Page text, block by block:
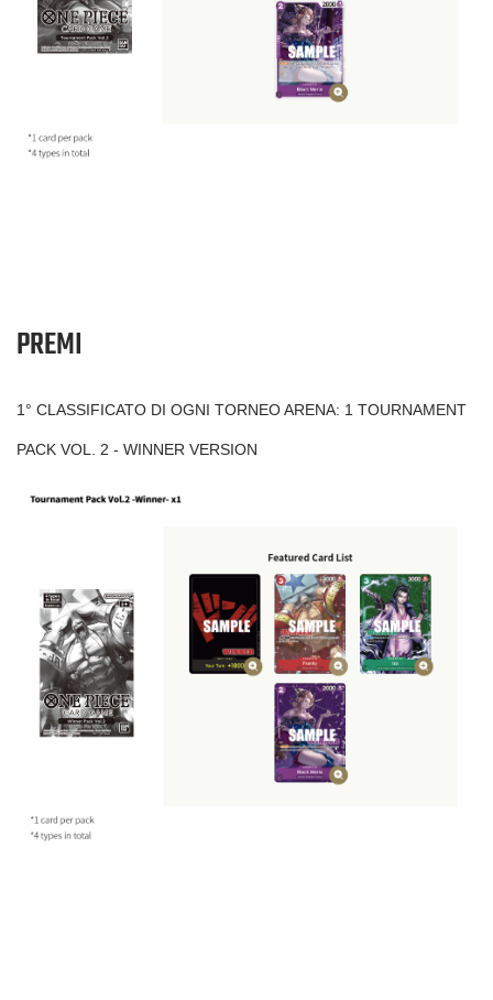
PREMI
1° CLASSIFICATO DI OGNI TORNEO ARENA: 1 TOURNAMENT
PACK VOL. 2 - WINNER VERSION